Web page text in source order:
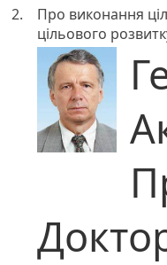
2.
Про виконання
цільового